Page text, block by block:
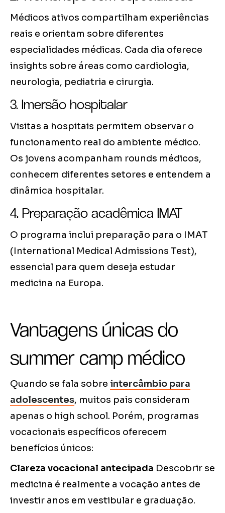
Médicos ativos compartilham experiências
reais e orientam sobre diferentes
especialidades médicas. Cada dia oferece
insights sobre áreas como cardiologia,
neurologia, pediatria e cirurgia.
3. Imersão hospitalar
Visitas a hospitais permitem observar o
funcionamento real do ambiente médico.
Os jovens acompanham rounds médicos,
conhecem diferentes setores e entendem a
dinâmica hospitalar.
4. Preparação acadêmica IMAT
O programa inclui preparação para o IMAT
(International Medical Admissions Test),
essencial para quem deseja estudar
medicina na Europa.
Vantagens únicas do
summer camp médico
Quando se fala sobre intercâmbio para
adolescentes, muitos pais consideram
apenas o high school. Porém, programas
vocacionais específicos oferecem
benefícios únicos:
Clareza vocacional antecipada Descobrir se
medicina é realmente a vocação antes de
investir anos em vestibular e graduação.